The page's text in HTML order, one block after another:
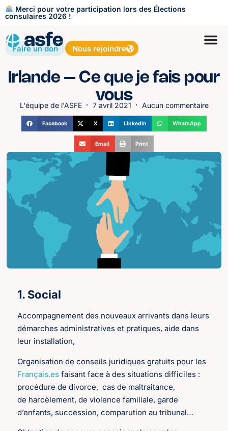
Merci pour votre participation lors des Élections
consulaires 2026 !
Faire un don Nous rejoindre
Irlande – Ce que je fais pour
vous
L'équipe de l'ASFE 7 avril 2021 Aucun commentaire
Facebook X LinkedIn WhatsApp
Email Print
1. Social
Accompagnement des nouveaux arrivants dans leurs
démarches administratives et pratiques, aide dans
leur installation,
Organisation de conseils juridiques gratuits pour les
Français.es faisant face à des situations difficiles :
procédure de divorce, cas de maltraitance,
de harcèlement, de violence familiale, garde
d’enfants, succession, comparution au tribunal…